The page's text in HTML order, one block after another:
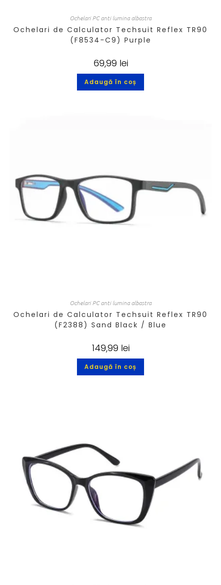
Ochelari PC anti lumina albastra
Ochelari de Calculator Techsuit Reflex TR90
(F8534-C9) Purple
69,99 lei
Adaugă în coș
Ochelari PC anti lumina albastra
Ochelari de Calculator Techsuit Reflex TR90
(F2388) Sand Black / Blue
149,99 lei
Adaugă în coș